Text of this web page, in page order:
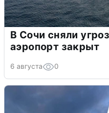
В Сочи сняли
аэропорт закрыт
6 августа 0